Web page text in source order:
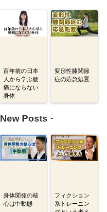
百年前の日本
人から学ぶ腰
痛にならない
身体
変形性膝関節
症の応急処置
New Posts -
身体開発の核
心は中動態
フィクション
系トレーニン